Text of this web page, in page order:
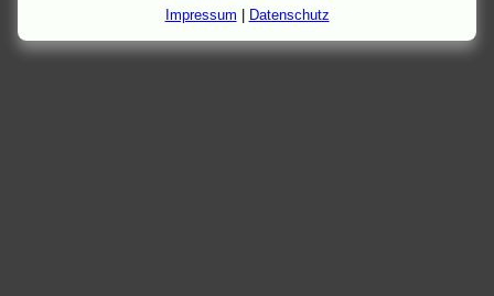
Impressum Datenschutz